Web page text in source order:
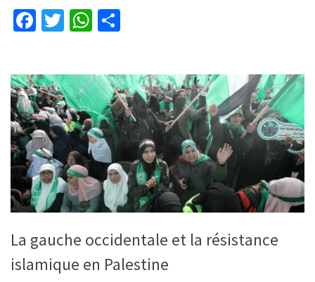
Facebook
TwitterWhatsApp
La gauche occidentale et la résistance
islamique en Palestine